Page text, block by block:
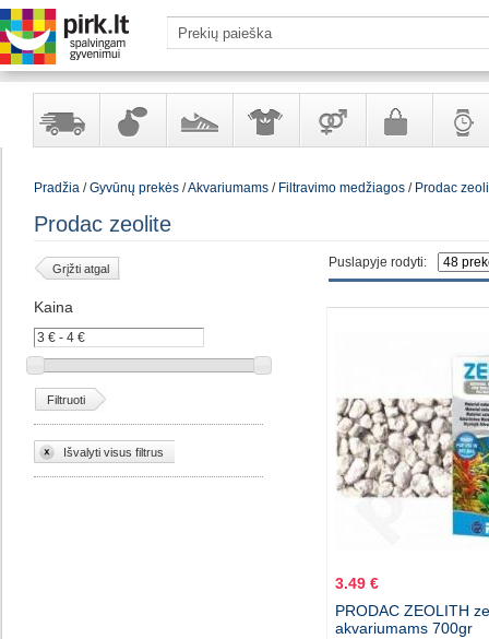
Yra
Kvepalai
kosmetika
AvalynėAprangaPrekės
Galanterija
Pradžia/Gyvūnų prekės/Akvariumams/ Filtravimo medžiagos/ Prodac
Prodac zeolite
Puslapyje rodyti:
Grįžti atgal
Kaina
Filtruoti
Išvalyti visus filtrus
3.49 €
PRODAC ZEOLITH
akvariumams 700gr